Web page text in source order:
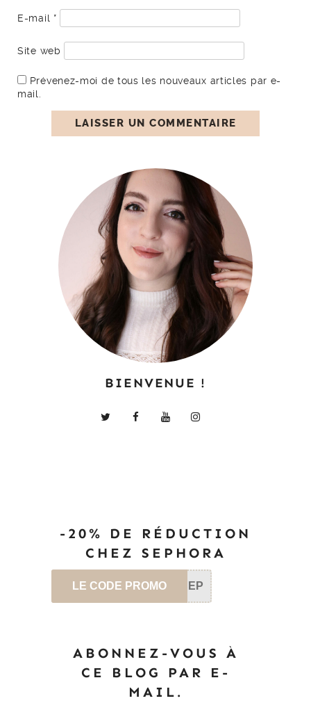
E-mail *
Site web
Prévenez-moi de tous les nouveaux articles par e-
mail.
BIENVENUE !
-20% DE RÉDUCTION
CHEZ SEPHORA
LE CODE PROMO SEP
ABONNEZ-VOUS À
CE BLOG PAR E-
MAIL.